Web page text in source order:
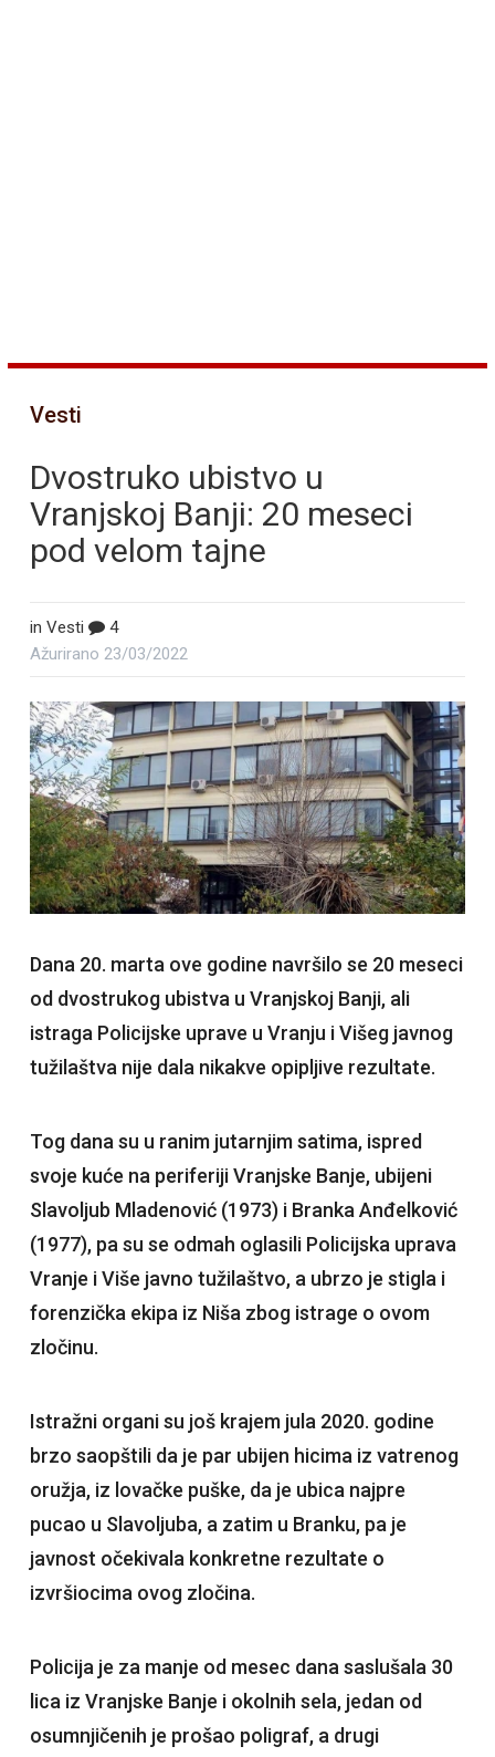
Vesti
Dvostruko ubistvo u
Vranjskoj Banji: 20 meseci
pod velom tajne
in Vesti
4
Ažurirano 23/03/2022
Dana 20. marta ove godine navršilo se 20 meseci
od dvostrukog ubistva u Vranjskoj Banji, ali
istraga Policijske uprave u Vranju i Višeg javnog
tužilaštva nije dala nikakve opipljive rezultate.
Tog dana su u ranim jutarnjim satima, ispred
svoje kuće na periferiji Vranjske Banje, ubijeni
Slavoljub Mladenović (1973) i Branka Anđelković
(1977), pa su se odmah oglasili Policijska uprava
Vranje i Više javno tužilaštvo, a ubrzo je stigla i
forenzička ekipa iz Niša zbog istrage o ovom
zločinu.
Istražni organi su još krajem jula 2020. godine
brzo saopštili da je par ubijen hicima iz vatrenog
oružja, iz lovačke puške, da je ubica najpre
pucao u Slavoljuba, a zatim u Branku, pa je
javnost očekivala konkretne rezultate o
izvršiocima ovog zločina.
Policija je za manje od mesec dana saslušala 30
lica iz Vranjske Banje i okolnih sela, jedan od
osumnjičenih je prošao poligraf, a drugi